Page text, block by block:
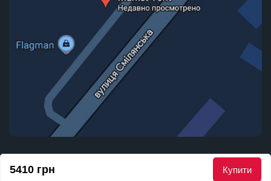
5410 грн Купити
© 2010 - 2026 Маркет Воріт. Всі права захищені